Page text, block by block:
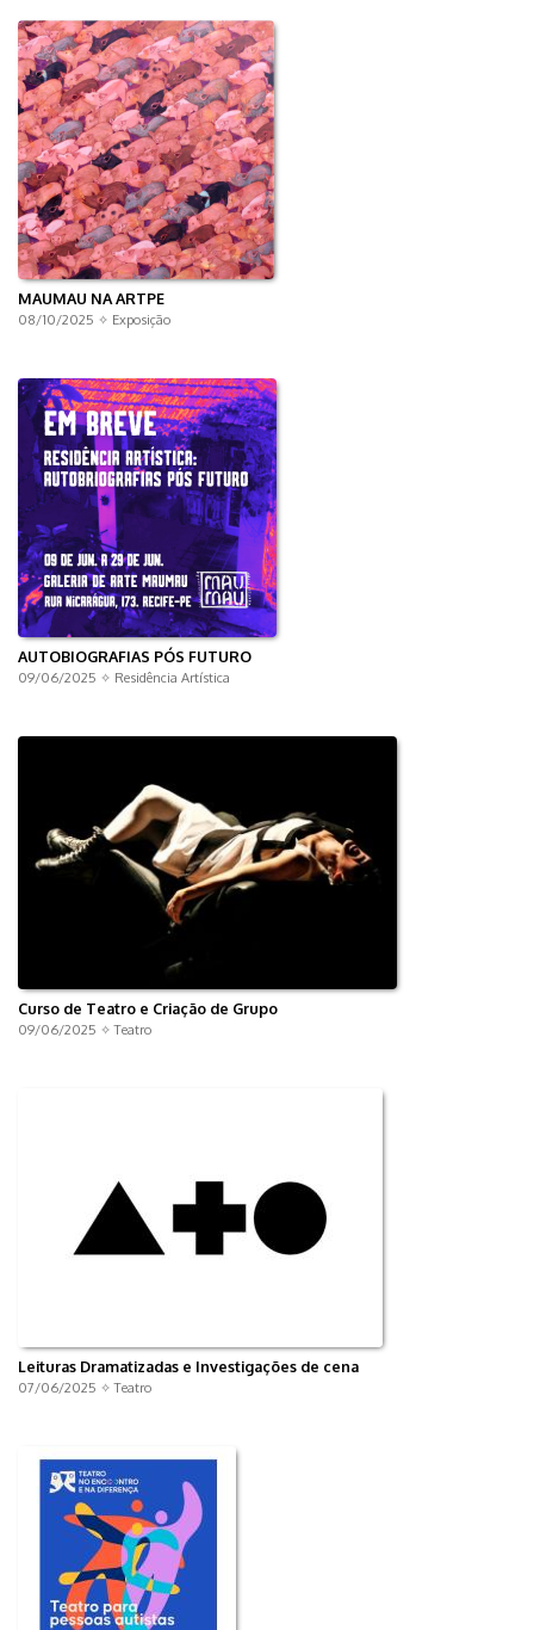
MAUMAU NA ARTPE
08/10/2025 ✧ Exposição
AUTOBIOGRAFIAS PÓS FUTURO
09/06/2025 ✧ Residência Artística
Curso de Teatro e Criação de Grupo
09/06/2025 ✧Teatro
Leituras Dramatizadas e Investigações de cena
07/06/2025 ✧Teatro